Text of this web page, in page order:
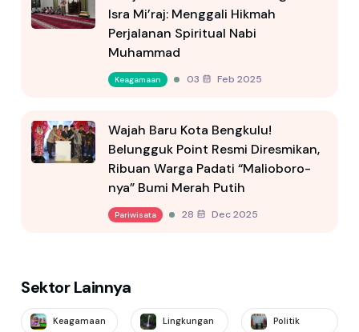
Isra Mi’raj: Menggali Hikmah
Perjalanan Spiritual Nabi
Muhammad
Keagamaan 03 Feb 2025
Wajah Baru Kota Bengkulu!
Belungguk Point Resmi Diresmikan,
Ribuan Warga Padati “Malioboro-
nya” Bumi Merah Putih
Pariwisata 28 Dec 2025
Sektor Lainnya
Keagamaan Lingkungan Politik